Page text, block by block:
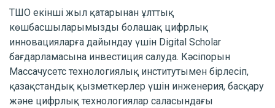
ТШО екінші жыл қатарынан ұлттық
көшбасшыларымызды болашақ цифрлық
инновацияларға дайындау үшін Digital Scholar
бағдарламасына инвестиция салуда. Кәсіпорын
Массачусетс технологиялық институтымен бірлесіп,
қазақстандық қызметкерлер үшін инженерия, басқару
және цифрлық технологиялар саласындағы